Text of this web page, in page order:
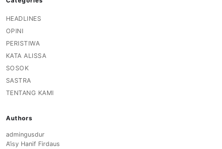
HEADLINES
OPINI
PERISTIWA
KATA ALISSA
SOSOK
SASTRA
TENTANG KAMI
Authors
admingusdur
A’isy Hanif Firdaus